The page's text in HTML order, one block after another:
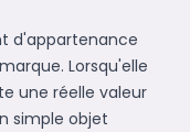
d'appartenance
Lorsqu'elle
une réelle valeur
simple objet